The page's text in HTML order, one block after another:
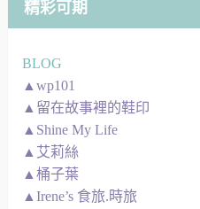
精彩可期
BLOG
▲wp101
▲留在故事裡的鞋印
▲Shine My Life
▲艾莉絲
▲桶子葉
▲Irene’s 食旅.時旅